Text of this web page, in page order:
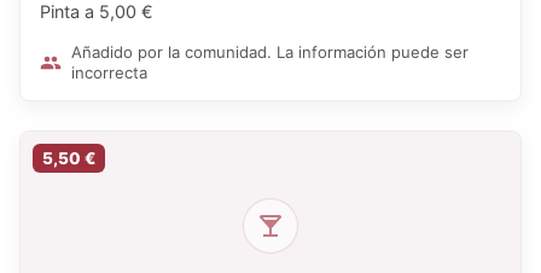
Pinta a 5,00 €
Añadido por la comunidad. La información puede ser
incorrecta
5,50 €